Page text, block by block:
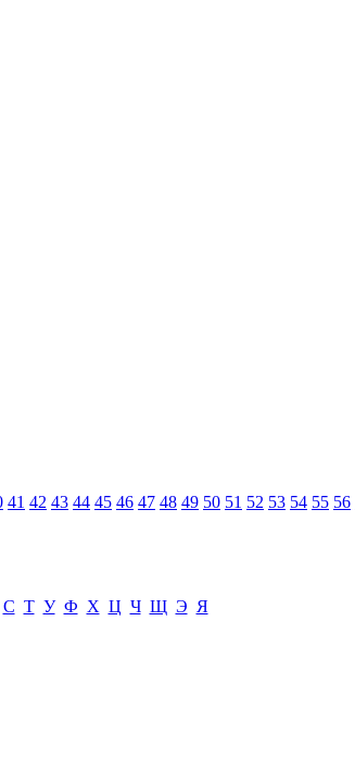
41 42 43 44 45 46 47 48 49 50 51 52 53 54 55 56
С Т У Ф Х Ц Ч Щ Э Я